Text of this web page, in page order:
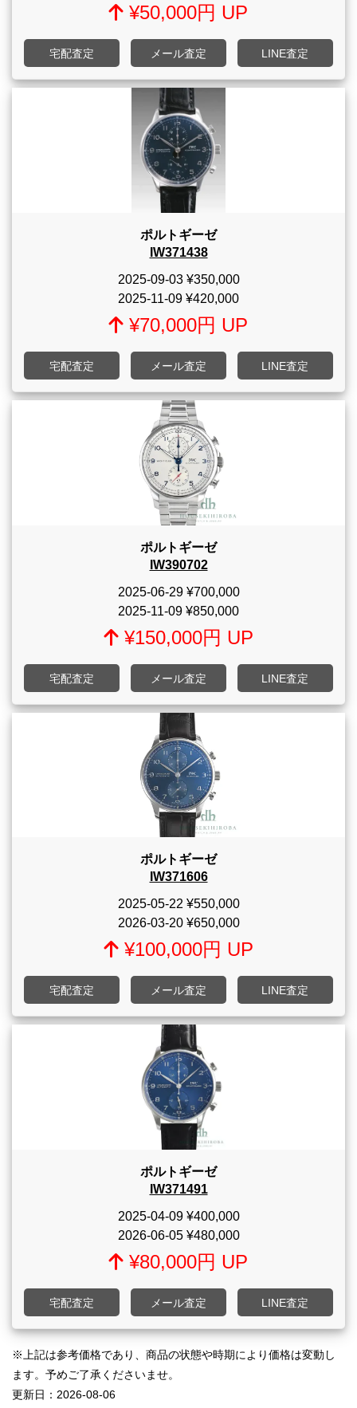
¥50,000円 UP
宅配査定 メール査定 LINE査定
ポルトギーゼ
IW371438
2025-09-03¥350,000
2025-11-09 ¥420,000
¥70,000円 UP
宅配査定 メール査定 LINE査定
ポルトギーゼ
IW390702
2025-06-29¥700,000
2025-11-09 ¥850,000
¥150,000円 UP
宅配査定 メール査定 LINE査定
ポルトギーゼ
IW371606
2025-05-22 ¥550,000
2026-03-20¥650,000
¥100,000円 UP
宅配査定 メール査定 LINE査定
ポルトギーゼ
IW371491
2025-04-09¥400,000
2026-06-05¥480,000
¥80,000円 UP
宅配査定 メール査定 LINE査定
※上記は参考価格であり、商品の状態や時期により価格は変動し
ます。予めご了承くださいませ。
更新日： 2026-08-06